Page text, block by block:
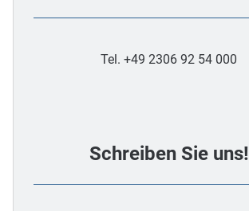
Tel. +49 2306 92 54 000
Schreiben Sie uns!